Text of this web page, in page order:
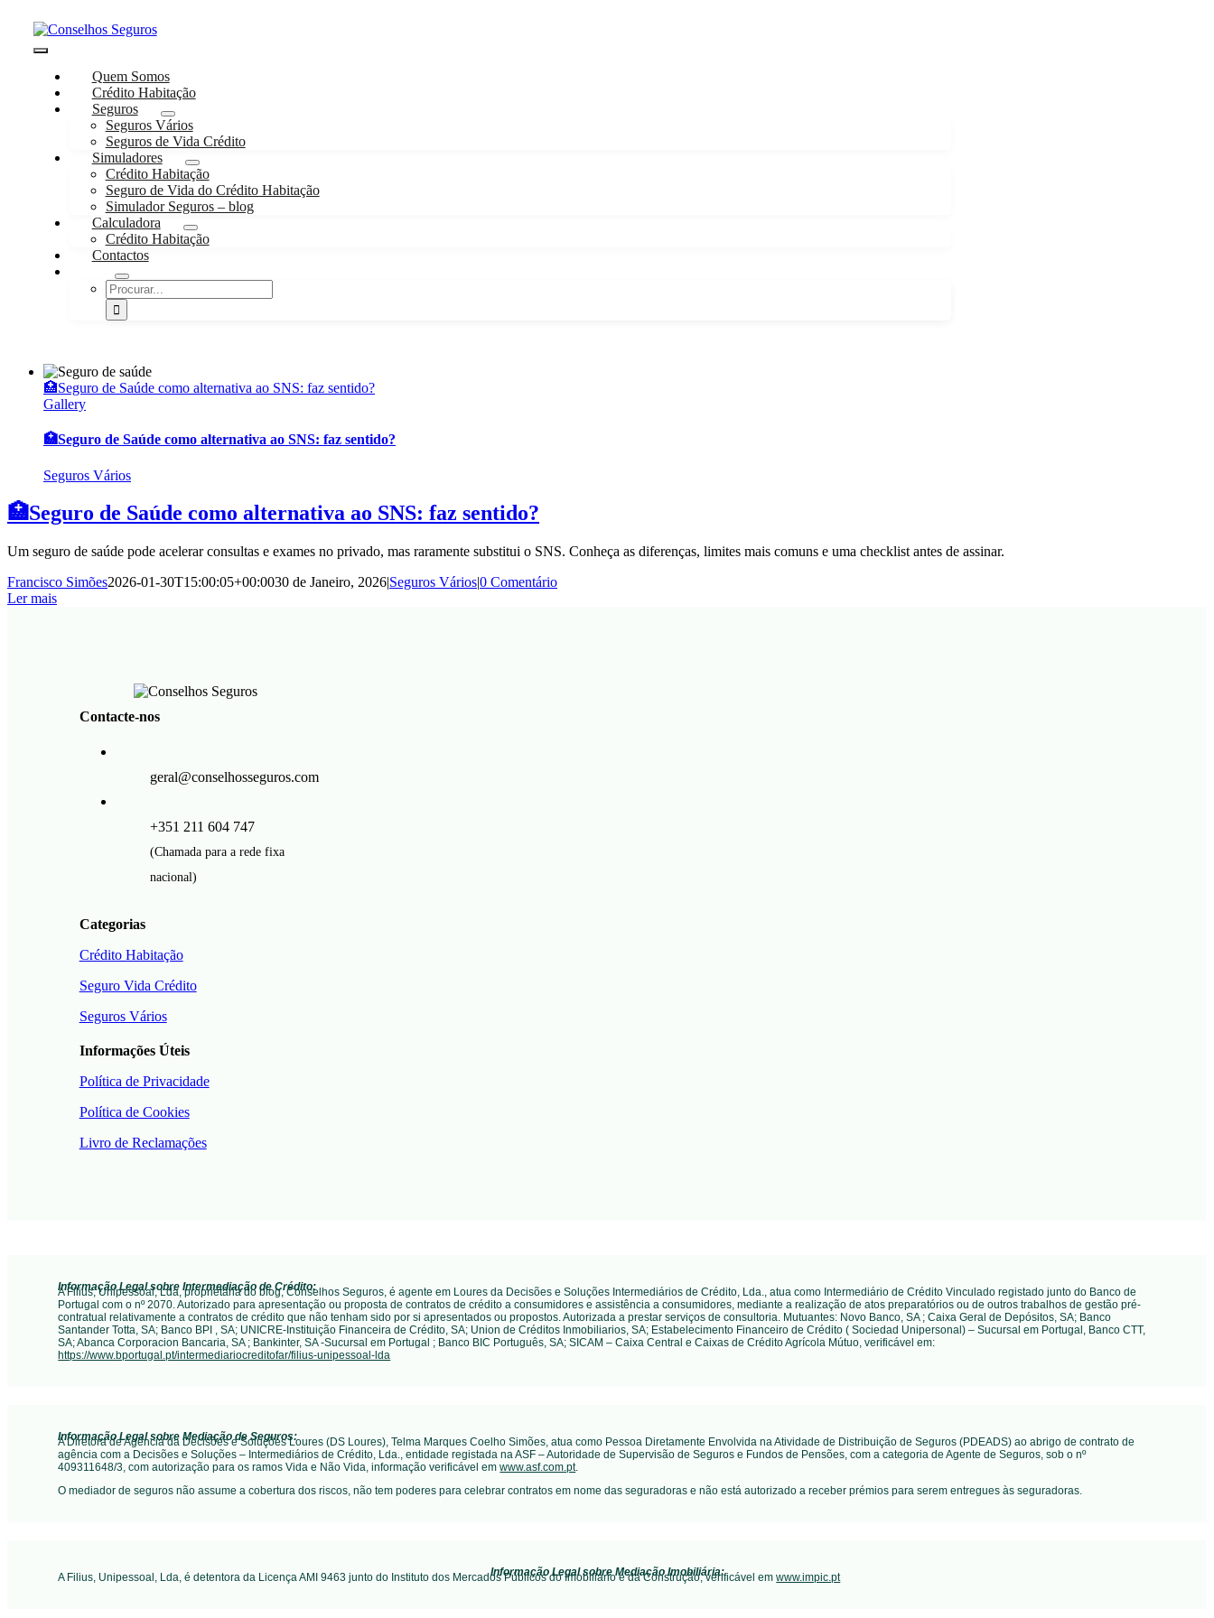
content
Navigation
Quem Somos
Crédito Habitação
Seguros
Seguros Vários
Seguros de Vida Crédito
Simuladores
Crédito Habitação
Seguro de Vida do Crédito Habitação
Simulador Seguros – blog
Calculadora
Crédito Habitação
Contactos
Procurar
por:
🏥Seguro de Saúde como alternativa ao SNS: faz sentido?
Gallery
🏥Seguro de Saúde como alternativa ao SNS: faz sentido?
Seguros Vários
🏥Seguro de Saúde como alternativa ao SNS: faz sentido?
Um seguro de saúde pode acelerar consultas e exames no privado, mas raramente substitui o SNS. Conheça as diferenças, limites mais comuns e uma checklist antes de assinar.
Francisco Simões2026-01-30T15:00:05+00:0030 de Janeiro, 2026|Seguros Vários|0 Comentário
Ler mais
Contacte-nos
geral@conselhosseguros.com
+351 211 604 747
(Chamada para a rede fixa
nacional)
Categorias
Crédito Habitação
Seguro Vida Crédito
Seguros Vários
Informações Úteis
Política de Privacidade
Política de Cookies
Livro de Reclamações
Informação Legal sobre Intermediação de Crédito:
A Filius, Unipessoal, Lda, proprietária do blog, Conselhos Seguros, é agente em Loures da Decisões e Soluções Intermediários de Crédito, Lda., atua como Intermediário de Crédito Vinculado registado junto do Banco de
Portugal com o nº 2070. Autorizado para apresentação ou proposta de contratos de crédito a consumidores e assistência a consumidores, mediante a realização de atos preparatórios ou de outros trabalhos de gestão pré-
contratual relativamente a contratos de crédito que não tenham sido por si apresentados ou propostos. Autorizada a prestar serviços de consultoria. Mutuantes: Novo Banco, SA ; Caixa Geral de Depósitos, SA; Banco
Santander Totta, SA; Banco BPI , SA; UNICRE-Instituição Financeira de Crédito, SA; Union de Créditos Inmobiliarios, SA; Estabelecimento Financeiro de Crédito ( Sociedad Unipersonal) – Sucursal em Portugal, Banco CTT,
SA; Abanca Corporacion Bancaria, SA ; Bankinter, SA -Sucursal em Portugal ; Banco BIC Português, SA; SICAM – Caixa Central e Caixas de Crédito Agrícola Mútuo, verificável em:
https://www.bportugal.pt/intermediariocreditofar/filius-unipessoal-lda
Informação Legal sobre Mediação de Seguros:
A Diretora de Agência da Decisões e Soluções Loures (DS Loures), Telma Marques Coelho Simões, atua como Pessoa Diretamente Envolvida na Atividade de Distribuição de Seguros (PDEADS) ao abrigo de contrato de
agência com a Decisões e Soluções – Intermediários de Crédito, Lda., entidade registada na ASF – Autoridade de Supervisão de Seguros e Fundos de Pensões, com a categoria de Agente de Seguros, sob o nº
409311648/3, com autorização para os ramos Vida e Não Vida, informação verificável emwww.asf.com.pt.
O mediador de seguros não assume a cobertura dos riscos, não tem poderes para celebrar contratos em nome das seguradoras e não está autorizado a receber prémios para serem entregues às seguradoras.
Informação Legal sobre Mediação Imobiliária:
A Filius, Unipessoal, Lda, é detentora da Licença AMI 9463 junto do Instituto dos Mercados Públicos do Imobiliário e da Construção, verificável emwww.impic.pt